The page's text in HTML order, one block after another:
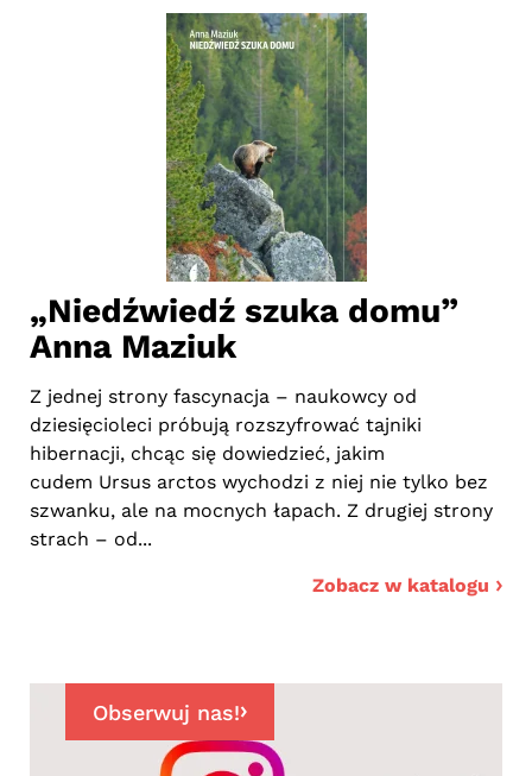
„Niedźwiedź szuka domu”
Anna Maziuk
Z jednej strony fascynacja – naukowcy od
dziesięcioleci próbują rozszyfrować tajniki
hibernacji, chcąc się dowiedzieć, jakim
cudem Ursus arctos wychodzi z niej nie tylko bez
szwanku, ale na mocnych łapach. Z drugiej strony
strach – od...
Zobacz w katalogu
Obserwuj nas!